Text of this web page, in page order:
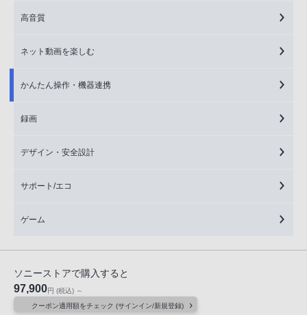
高音質
ネット動画を楽しむ
かんたん操作・機器連携
録画
デザイン・安全設計
サポート/エコ
ゲーム
ソニーストアで購入すると
97,900円 (税込) ～
クーポン適用額をチェック (サインイン/新規登録)